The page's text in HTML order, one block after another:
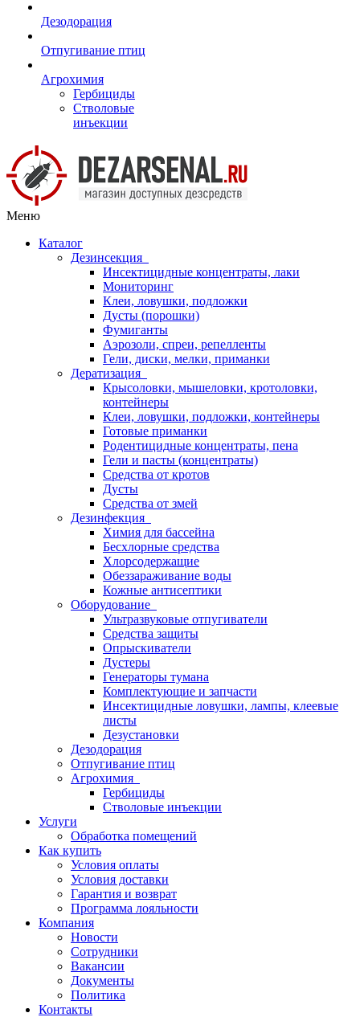
Дезодорация
Отпугивание птиц
Агрохимия
Гербициды
Стволовые
инъекции
Меню
Каталог
Дезинсекция
Инсектицидные концентраты, лаки
Мониторинг
Клеи, ловушки, подложки
Дусты (порошки)
Фумиганты
Аэрозоли, спреи, репелленты
Гели, диски, мелки, приманки
Дератизация
Крысоловки, мышеловки, кротоловки,
контейнеры
Клеи, ловушки, подложки, контейнеры
Готовые приманки
Родентицидные концентраты, пена
Гели и пасты (концентраты)
Средства от кротов
Дусты
Средства от змей
Дезинфекция
Химия для бассейна
Бесхлорные средства
Хлорсодержащие
Обеззараживание воды
Кожные антисептики
Оборудование
Ультразвуковые отпугиватели
Средства защиты
Опрыскиватели
Дустеры
Генераторы тумана
Комплектующие и запчасти
Инсектицидные ловушки, лампы, клеевые
листы
Дезустановки
Дезодорация
Отпугивание птиц
Агрохимия
Гербициды
Стволовые инъекции
Услуги
Обработка помещений
Как купить
Условия оплаты
Условия доставки
Гарантия и возврат
Программа лояльности
Компания
Новости
Сотрудники
Вакансии
Документы
Политика
Контакты